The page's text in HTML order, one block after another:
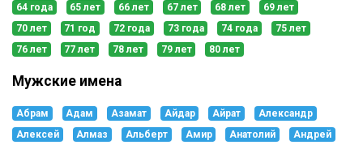
64 года
65 лет 66 лет 67 лет 68 лет
69 лет
70 лет
71 год 72 года 73 года 74 года
75 лет
76 лет
77 лет 78 лет 79 лет 80 лет
Мужские имена
Абрам Адам Азамат Айдар Айрат
Александр
Алексей
Алмаз Альберт Амир Анатолий
Андрей